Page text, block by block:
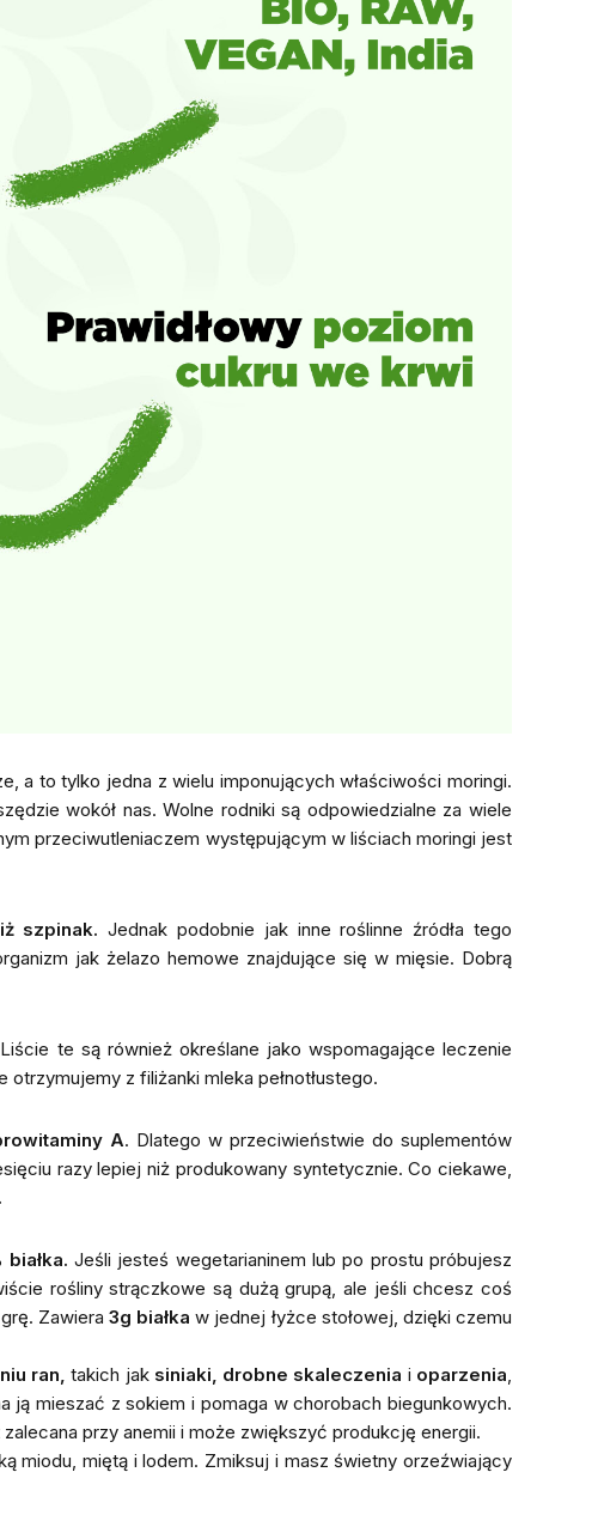
a to tylko jedna z wielu imponujących właściwości moringi.
wokół nas. Wolne rodniki są odpowiedzialne za wiele
przeciwutleniaczem występującym w liściach moringi jest
szpinak. Jednak podobnie jak inne roślinne źródła tego
jak żelazo hemowe znajdujące się w mięsie. Dobrą
te są również określane jako wspomagające leczenie
otrzymujemy z filiżanki mleka pełnotłustego.
A. Dlatego w przeciwieństwie do suplementów
razy lepiej niż produkowany syntetycznie. Co ciekawe,
białka. Jeśli jesteś wegetarianinem lub po prostu próbujesz
rośliny strączkowe są dużą grupą, ale jeśli chcesz coś
Zawiera 3g białka w jednej łyżce stołowej, dzięki czemu
ran, takich jak siniaki, drobne skaleczenia i oparzenia
ją mieszać z sokiem i pomaga w chorobach biegunkowych.
przy anemii i może zwiększyć produkcję energii.
miodu, miętą i lodem. Zmiksuj i masz świetny orzeźwiający